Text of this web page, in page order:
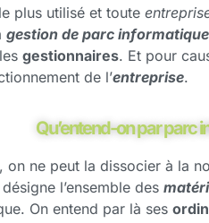
plus utilisé et toute
gestion de parc
gestionnaires. Et pour
de l’entreprise.
Qu’entend-on par parc
, on ne peut la dissocier à la
désigne l’ensemble des
On entend par là ses